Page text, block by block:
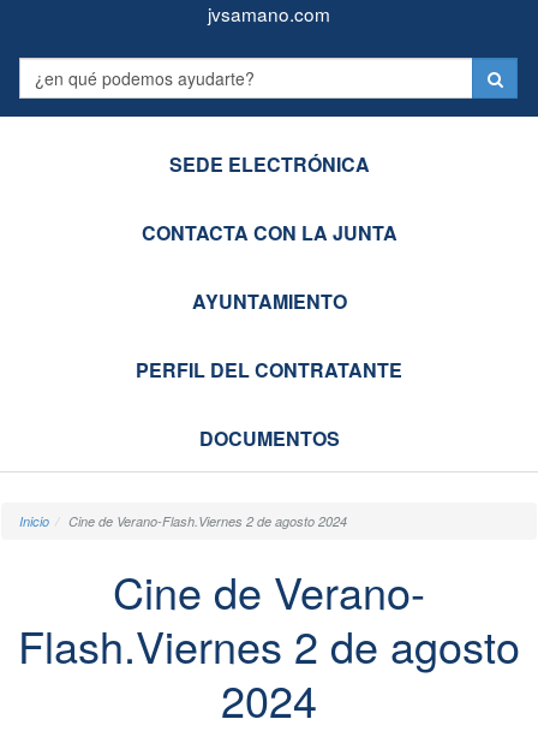
Vecinales
de
Urdiales
jvsamano.com
Label
SEDE ELECTRÓNICA
CONTACTA CON LA JUNTA
AYUNTAMIENTO
PERFIL DEL CONTRATANTE
DOCUMENTOS
Inicio Cine de Verano-Flash.Viernes 2 de agosto 2024
Cine de Verano-
Flash.Viernes 2 de agosto
2024